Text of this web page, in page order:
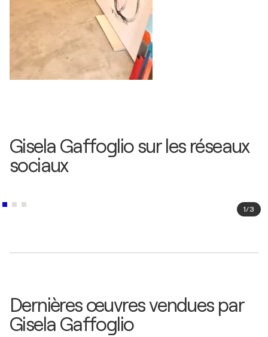
Gisela Gaffoglio sur les réseaux
sociaux
1/3
Dernières œuvres vendues par
Gisela Gaffoglio